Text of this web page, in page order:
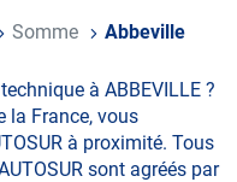
Somme Abbeville
à ABBEVILLE ?
la France, vous
à proximité. Tous
sont agréés par